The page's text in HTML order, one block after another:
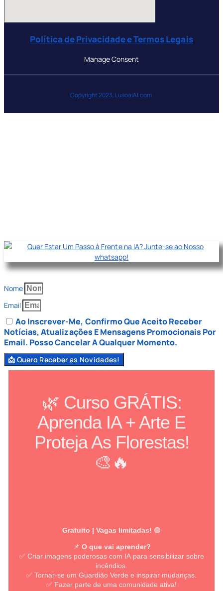
Política de Privacidade e Termos Legais
Manage Consent
Copyright 2023, LusoaiAI.com
Nome
Email
Ao Inscrever-Me, Confirmo Que Aceito Receber
Notícias, Atualizações E Mensagens Promocionais Por
Email. Posso Cancelar A Qualquer Momento.
📩 Quero Receber as Novidades!
🌿 Curso GRÁTIS:
Aprenda IA + Arte E
Proteja As Florestas!
🎨🔥
Gratuito | Vagas limitadas! 🟢
📌 O que vai aprender?
✅ Criar imagens poderosas com IA para sensibilizar sobre
incêndios.
✅ Tornar-se um Guardião Verde e inspirar mudanças.
✅ Fazer parte de uma comunidade ativa!